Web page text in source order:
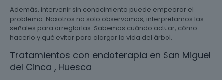
Además, intervenir sin conocimiento puede empeorar el
problema. Nosotros no solo observamos, interpretamos las
señales para arreglarlas. Sabemos cuándo actuar, cómo
hacerlo y qué evitar para alargar la vida del árbol.
Tratamientos con endoterapia en San Miguel
del Cinca , Huesca